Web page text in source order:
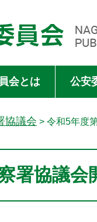
PUBLIC
会とは 公安
協議会 > 令和5年度
署協議会